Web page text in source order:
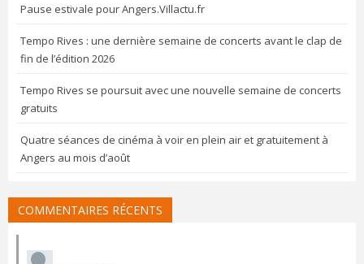
Pause estivale pour Angers.Villactu.fr
Tempo Rives : une dernière semaine de concerts avant le clap de
fin de l’édition 2026
Tempo Rives se poursuit avec une nouvelle semaine de concerts
gratuits
Quatre séances de cinéma à voir en plein air et gratuitement à
Angers au mois d’août
COMMENTAIRES RÉCENTS